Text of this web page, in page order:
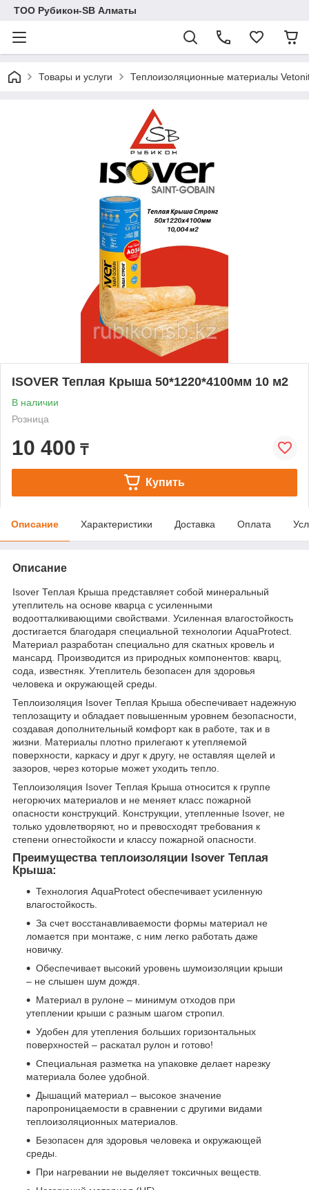
ТОО Рубикон-SB Алматы
Товары и услуги Теплоизоляционные материалы
ISOVER Теплая Крыша 50*1220*4100мм 10 м2
В наличии
Розница
10 400 ₸
Купить
Описание Характеристики Доставка Оплата
Описание
Isover Теплая Крыша представляет собой минеральный
утеплитель на основе кварца с усиленными
водоотталкивающими свойствами. Усиленная влагостойкость
достигается благодаря специальной технологии AquaProtect.
Материал разработан специально для скатных кровель и
мансард. Производится из природных компонентов: кварц,
сода, известняк. Утеплитель безопасен для здоровья
человека и окружающей среды.
Теплоизоляция Isover Теплая Крыша обеспечивает надежную
теплозащиту и обладает повышенным уровнем безопасности,
создавая дополнительный комфорт как в работе, так и в
жизни. Материалы плотно прилегают к утепляемой
поверхности, каркасу и друг к другу, не оставляя щелей и
зазоров, через которые может уходить тепло.
Теплоизоляция Isover Теплая Крыша относится к группе
негорючих материалов и не меняет класс пожарной
опасности конструкций. Конструкции, утепленные Isover, не
только удовлетворяют, но и превосходят требования к
степени огнестойкости и классу пожарной опасности.
Преимущества теплоизоляции Isover Теплая
Крыша:
Технология AquaProtect обеспечивает усиленную
влагостойкость.
За счет восстанавливаемости формы материал не
ломается при монтаже, с ним легко работать даже
новичку.
Обеспечивает высокий уровень шумоизоляции крыши
– не слышен шум дождя.
Материал в рулоне – минимум отходов при
утеплении крыши с разным шагом стропил.
Удобен для утепления больших горизонтальных
поверхностей – раскатал рулон и готово!
Специальная разметка на упаковке делает нарезку
материала более удобной.
Дышащий материал – высокое значение
паропроницаемости в сравнении с другими видами
теплоизоляционных материалов.
Безопасен для здоровья человека и окружающей
среды.
При нагревании не выделяет токсичных веществ.